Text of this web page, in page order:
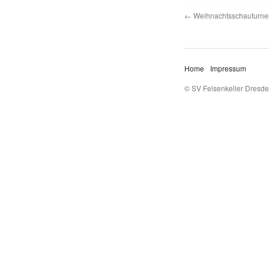
Home
Impressum
© SV Felsenkeller